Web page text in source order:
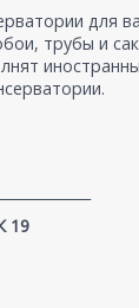
для
трубы и
19